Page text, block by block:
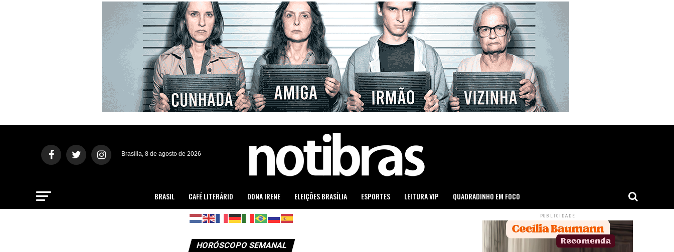
Brasília, 8 de agosto de 2026
BRASIL CAFÉ LITERÁRIO DONA IRENE ELEIÇÕES BRASÍLIA ESPORTES LEITURA VIP QUADRADINHO EM FOCO
HORÓSCOPO SEMANAL
PUBLICIDADE